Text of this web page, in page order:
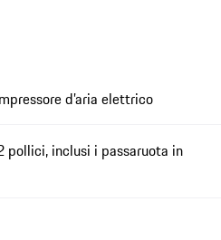
d’aria elettrico
pollici, inclusi i passaruota in